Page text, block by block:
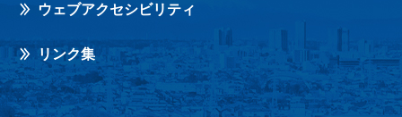
ウェブアクセシビリティ
リンク集